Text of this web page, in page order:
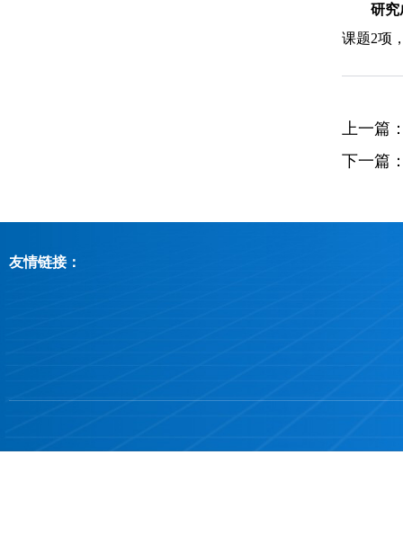
研究
课题2项
上一篇
下一篇
友情链接：